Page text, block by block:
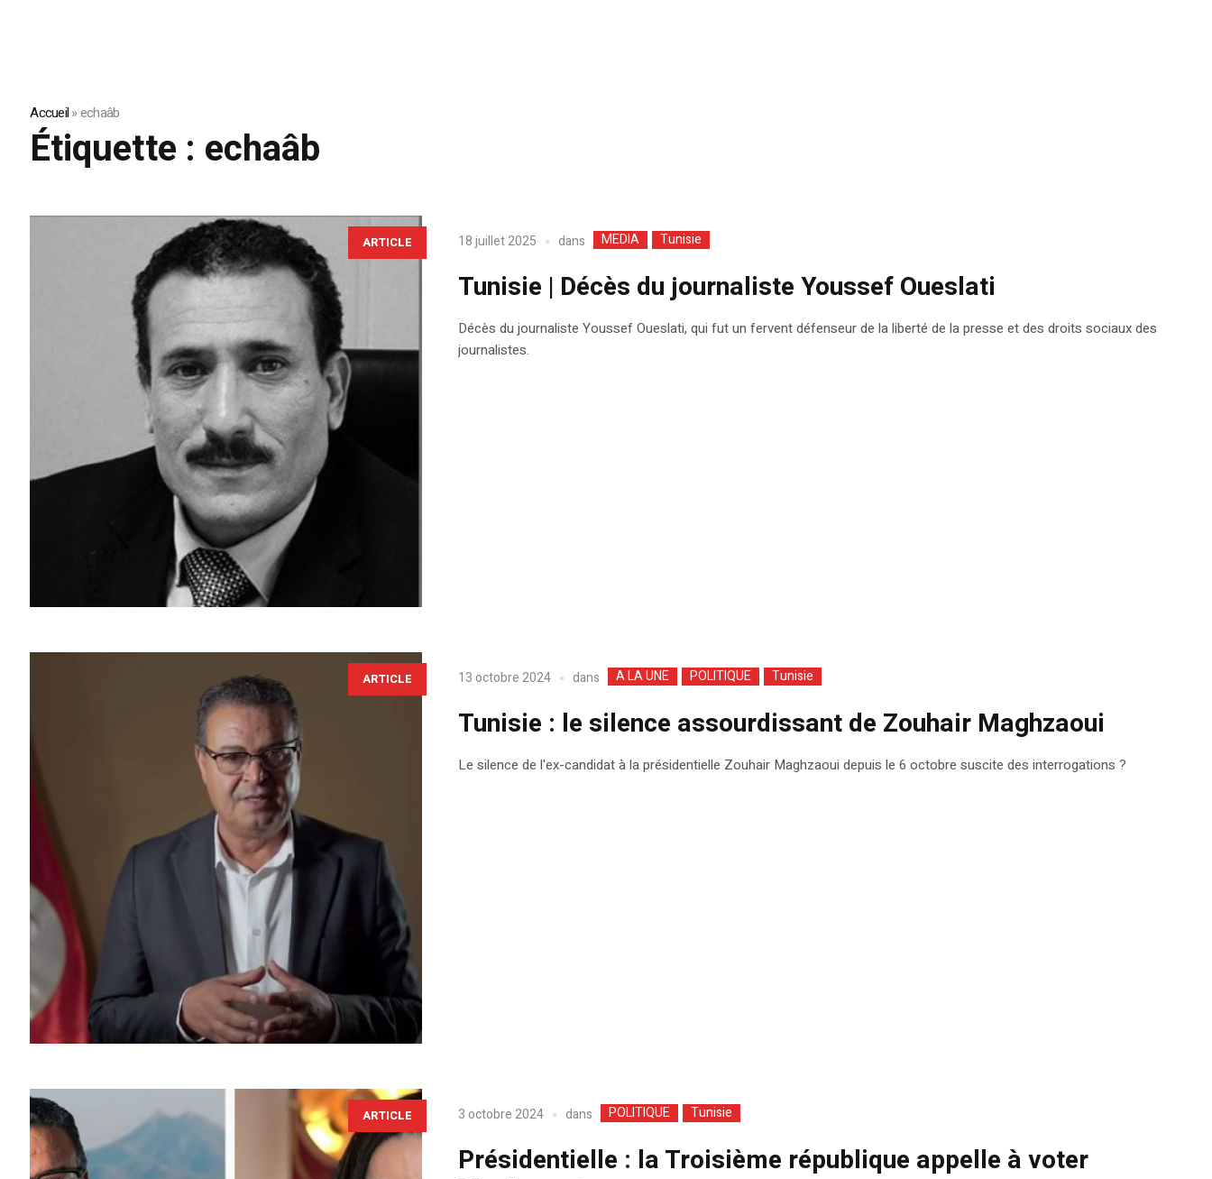
Accueil»echaâb
Étiquette : echaâb
ARTICLE 18 juillet 2025 dans MEDIA Tunisie
Tunisie | Décès du journaliste Youssef Oueslati
Décès du journaliste Youssef Oueslati, qui fut un fervent défenseur de la liberté de la presse et des droits sociaux des
journalistes.
ARTICLE 13 octobre 2024 dans A LA UNE POLITIQUE Tunisie
Tunisie : le silence assourdissant de Zouhair Maghzaoui
Le silence de l'ex-candidat à la présidentielle Zouhair Maghzaoui depuis le 6 octobre suscite des interrogations ?
ARTICLE 3 octobre 2024 dans POLITIQUE Tunisie
Présidentielle : la Troisième république appelle à voter